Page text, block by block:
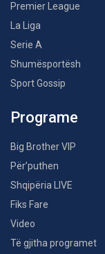
Premier League
La Liga
Serie A
Shumësportësh
Sport Gossip
Programe
Big Brother VIP
Për’puthen
Shqipëria LIVE
Fiks Fare
Video
Të gjitha programet